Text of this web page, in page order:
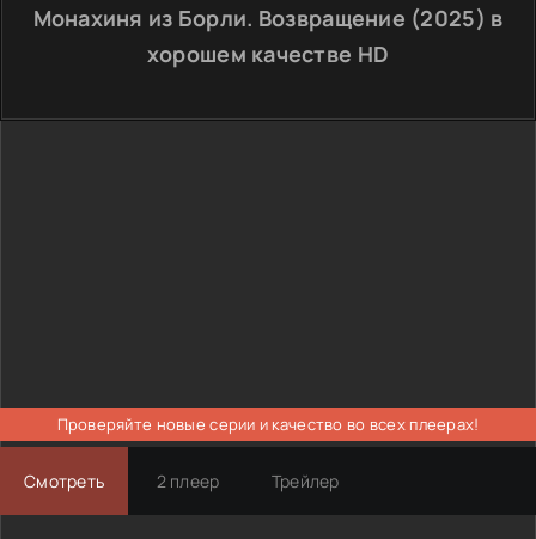
Монахиня из Борли. Возвращение (2025) в
хорошем качестве HD
Проверяйте новые серии и качество во всех плеерах!
Смотреть 2 плеер Трейлер